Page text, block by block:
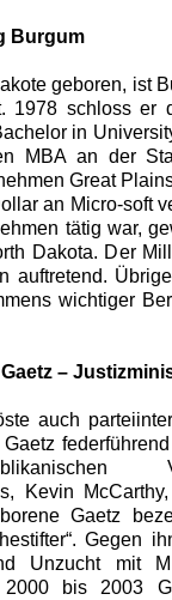
Burgum
geboren, ist
1978 schloss er
in
MBA an der
Great
an Micro-soft
tätig war,
Dakota. Der
auftretend.
wichtiger
–
auch
Kevin
Gaetz
Gegen
Unzucht mit
bis 2003